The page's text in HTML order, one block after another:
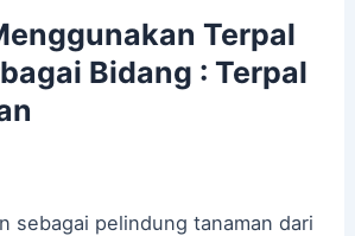
Terpal
Bidang : Terpal
sebagai pelindung tanaman dari